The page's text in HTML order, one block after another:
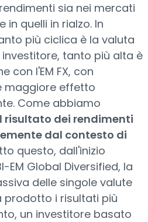
sia nei mercati
in quelli in rialzo. In
più ciclica è la valuta
tanto più alta è
con l'EM FX, con
maggiore effetto
Come abbiamo
risultato dei rendimenti
dal contesto di
questo, dall'inizio
EM Global Diversified, la
delle singole valute
prodotto i risultati più
un investitore basato